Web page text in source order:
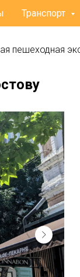
Транспорт
пешеходная